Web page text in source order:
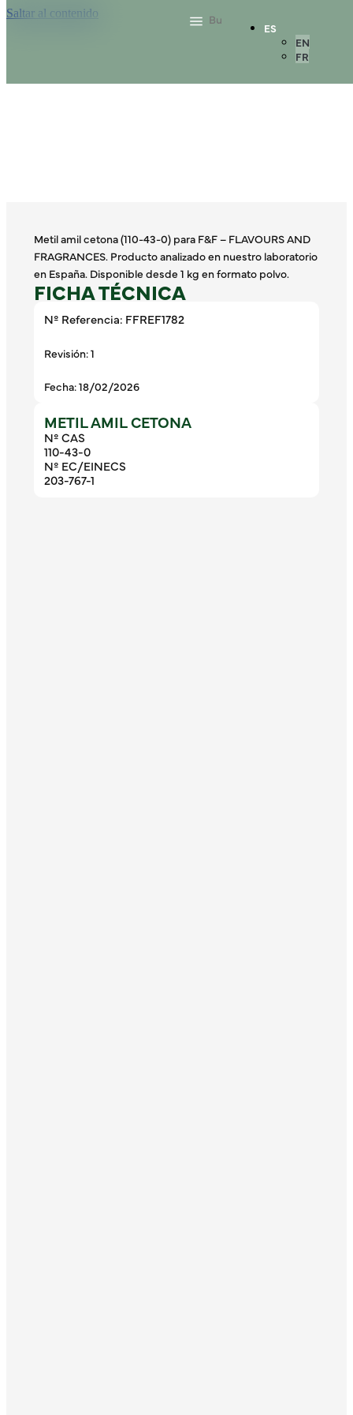
Saltar al contenido
ES
EN
FR
Metil amil cetona (110-43-0) para F&F – FLAVOURS AND
FRAGRANCES. Producto analizado en nuestro laboratorio
en España. Disponible desde 1 kg en formato polvo.
FICHA TÉCNICA
Nº Referencia: FFREF1782
Revisión: 1
Fecha: 18/02/2026
METIL AMIL CETONA
Nº CAS
110-43-0
Nº EC/EINECS
203-767-1